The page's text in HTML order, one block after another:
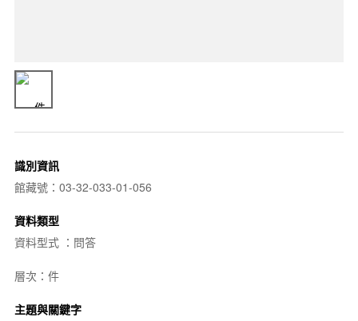
識別資訊
館藏號：03-32-033-01-056
資料類型
資料型式 ：問答
層次：件
主題與關鍵字